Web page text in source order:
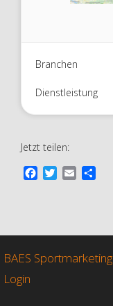
Branchen
Dienstleistung
Jetzt teilen:
o
k
r
BAES Sportmarketing
Login